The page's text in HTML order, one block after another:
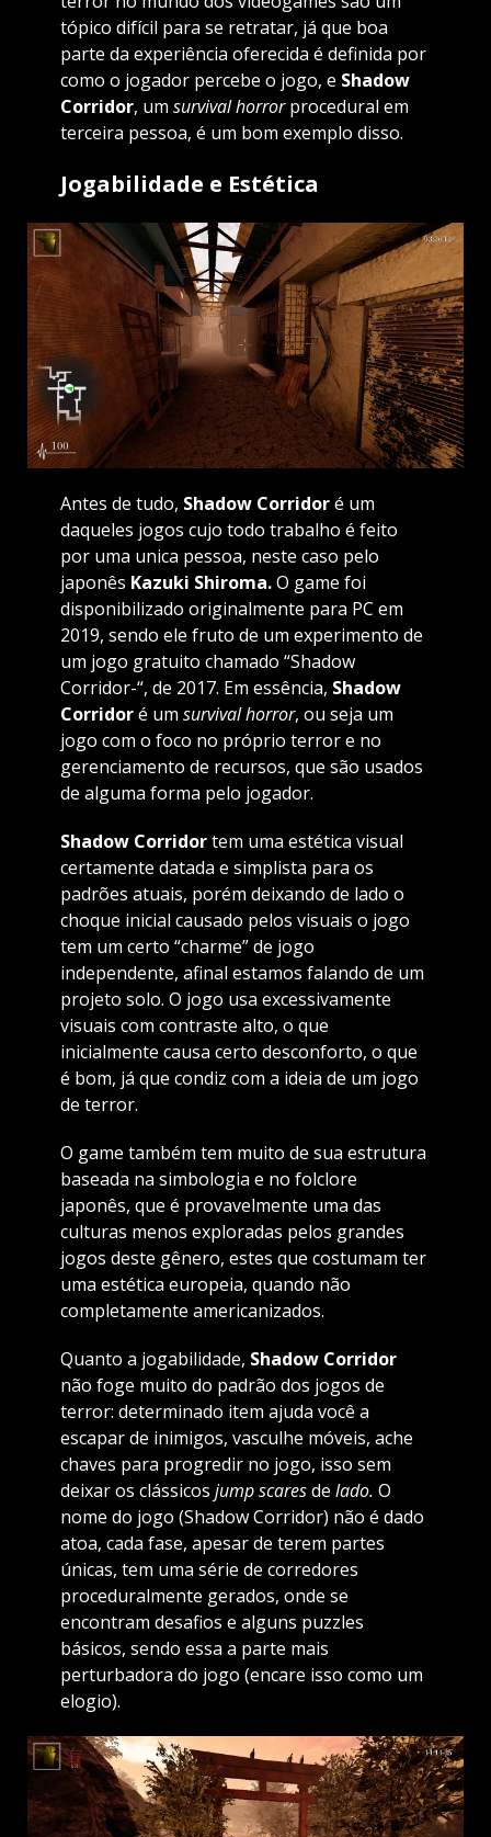
tópico difícil para se retratar, já que boa
parte da experiência oferecida é definida por
como o jogador percebe o jogo, e Shadow
Corridor, um survival horrorprocedural em
terceira pessoa, é um bom exemplo disso.
Jogabilidade e Estética
Antes de tudo, Shadow Corridoré um
daqueles jogos cujo todo trabalho é feito
por uma unica pessoa, neste caso pelo
japonês Kazuki Shiroma.O game foi
disponibilizado originalmente para PC em
2019, sendo ele fruto de um experimento de
um jogo gratuito chamado “Shadow
Corridor-“, de 2017. Em essência, Shadow
Corridoré um survival horror, ou seja um
jogo com o foco no próprio terror e no
gerenciamento de recursos, que são usados
de alguma forma pelo jogador.
Shadow Corridortem uma estética visual
certamente datada e simplista para os
padrões atuais, porém deixando de lado o
choque inicial causado pelos visuais o jogo
tem um certo “charme” de jogo
independente, afinal estamos falando de um
projeto solo. O jogo usa excessivamente
visuais com contraste alto, o que
inicialmente causa certo desconforto, o que
é bom, já que condiz com a ideia de um jogo
de terror.
O game também tem muito de sua estrutura
baseada na simbologia e no folclore
japonês, que é provavelmente uma das
culturas menos exploradas pelos grandes
jogos deste gênero, estes que costumam ter
uma estética europeia, quando não
completamente americanizados.
Quanto a jogabilidade, Shadow Corridor
não foge muito do padrão dos jogos de
terror: determinado item ajuda você a
escapar de inimigos, vasculhe móveis, ache
chaves para progredir no jogo, isso sem
deixar os clássicos jumpscaresde lado. O
nome do jogo (Shadow Corridor) não é dado
atoa, cada fase, apesar de terem partes
únicas, tem uma série de corredores
proceduralmente gerados, onde se
encontram desafios e alguns puzzles
básicos, sendo essa a parte mais
perturbadora do jogo (encare isso como um
elogio).